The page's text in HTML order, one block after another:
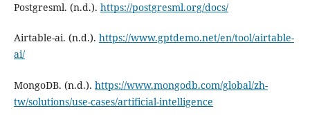
Postgresml. (n.d.). https://postgresml.org/docs/
Airtable-ai. (n.d.). https://www.gptdemo.net/en/tool/airtable-
ai/
MongoDB. (n.d.). https://www.mongodb.com/global/zh-
tw/solutions/use-cases/artificial-intelligence